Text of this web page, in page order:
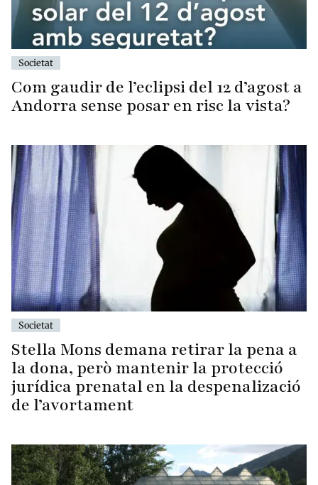
Societat
Com gaudir de l’eclipsi del 12 d’agost a
Andorra sense posar en risc la vista?
Societat
Stella Mons demana retirar la pena a
la dona, però mantenir la protecció
jurídica prenatal en la despenalizació
de l’avortament